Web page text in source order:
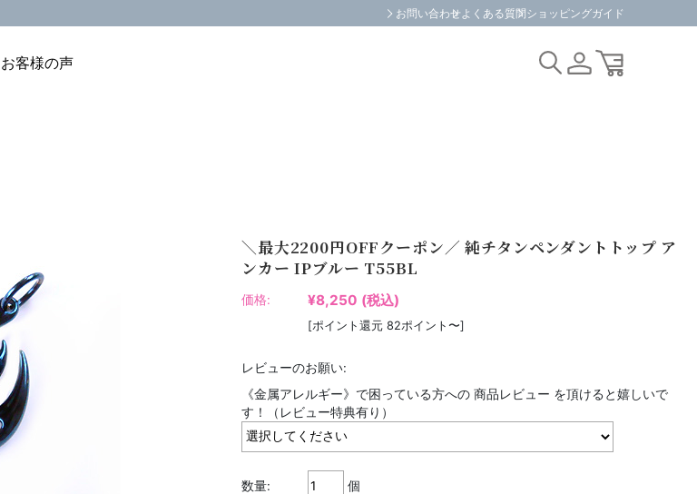
お問い合わせ よくある質問ショッピングガイド
お客様の声
＼最大2200円OFFクーポン／ 純チタンペンダントトップ ア
ンカー IPブルー T55BL
価格: ¥8,250 (税込)
[ポイント還元 82ポイント〜]
レビューのお願い:
《金属アレルギー》で困っている方への 商品レビュー を頂けると嬉しいで
す！（レビュー特典有り）
数量: 個